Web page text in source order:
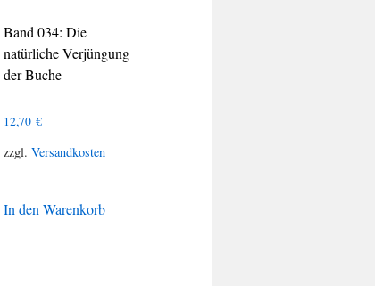
Band 034: Die
natürliche Verjüngung
der Buche
12,70€
zzgl.Versandkosten
In den Warenkorb